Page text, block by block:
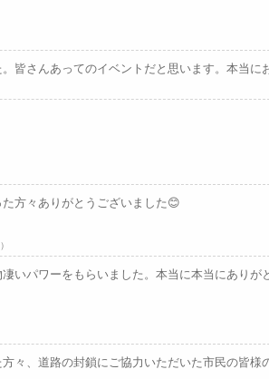
皆さんあってのイベントだと思います。本当に
方々ありがとうございました😊
いパワーをもらいました。本当に本当にあり
々、道路の封鎖にご協力いただいた市民の皆